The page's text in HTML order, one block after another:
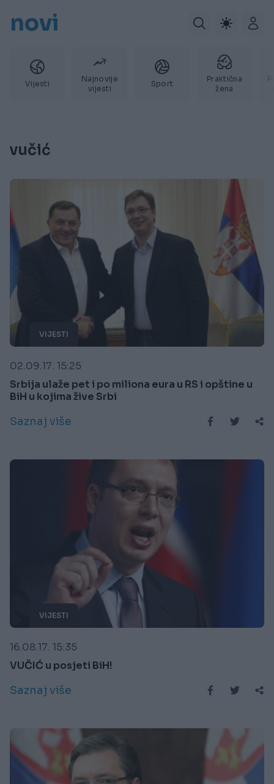
novi
Vijesti
Najnovije
vijesti
Sport
Praktična
žena
vučić
VIJESTI
02.09.17. 15:25
Srbija ulaže pet i po miliona eura u RS i opštine u
BiH u kojima žive Srbi
Saznaj više
VIJESTI
16.08.17. 15:35
VUČIĆ u posjeti BiH!
Saznaj više